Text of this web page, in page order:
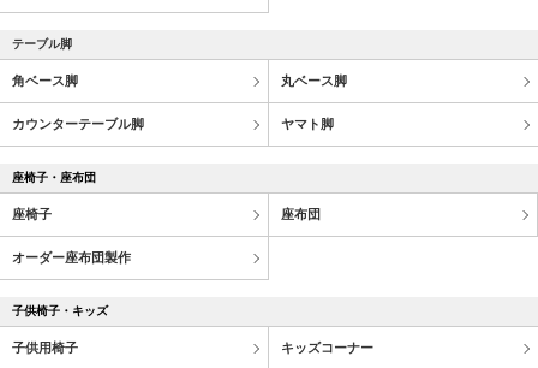
テーブル脚
角ベース脚 丸ベース脚
カウンターテーブル脚 ヤマト脚
座椅子・座布団
座椅子 座布団
オーダー座布団製作
子供椅子・キッズ
子供用椅子 キッズコーナー